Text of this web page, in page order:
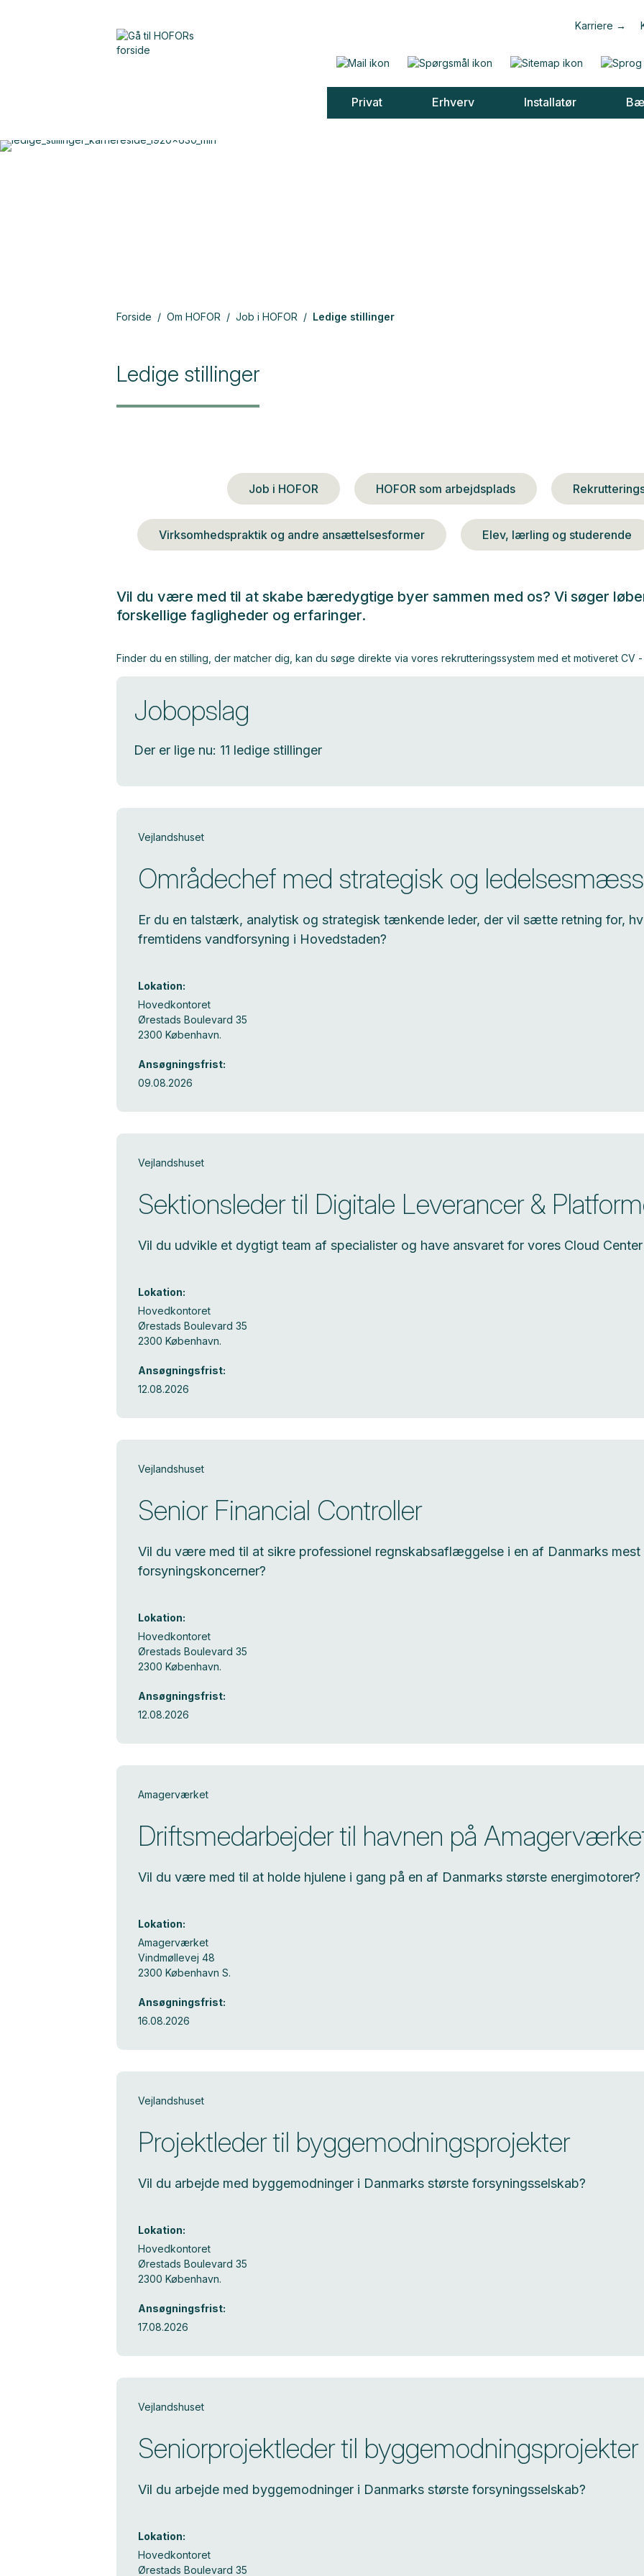
Karriere
Privat Erhverv Installatør
Forside / Om HOFOR / Job i HOFOR / Ledige stillinger
Ledige stillinger
Job i HOFOR HOFOR som arbejdsplads
Virksomhedspraktik og andre ansættelsesformer Elev, lærling og studerende
Vil du være med til at skabe bæredygtige byer sammen med os? Vi søger
forskellige fagligheder og erfaringer.
Finder du en stilling, der matcher dig, kan du søge direkte via vores rekrutteringssystem med et motiveret CV
Jobopslag
Der er lige nu: 11 ledige stillinger
Vejlandshuset
Områdechef med strategisk og
Er du en talstærk, analytisk og strategisk tænkende leder, der vil sætte retning for,
fremtidens vandforsyning i Hovedstaden?
Lokation:
Hovedkontoret
Ørestads Boulevard 35
2300 København.
Ansøgningsfrist:
09.08.2026
Vejlandshuset
Sektionsleder til Digitale Leverancer &
Vil du udvikle et dygtigt team af specialister og have ansvaret for vores Cloud
Lokation:
Hovedkontoret
Ørestads Boulevard 35
2300 København.
Ansøgningsfrist:
12.08.2026
Vejlandshuset
Senior Financial Controller
Vil du være med til at sikre professionel regnskabsaflæggelse i en af Danmarks mest
forsyningskoncerner?
Lokation:
Hovedkontoret
Ørestads Boulevard 35
2300 København.
Ansøgningsfrist:
12.08.2026
Amagerværket
Driftsmedarbejder til havnen på
Vil du være med til at holde hjulene i gang på en af Danmarks største energimotorer?
Lokation:
Amagerværket
Vindmøllevej 48
2300 København S.
Ansøgningsfrist:
16.08.2026
Vejlandshuset
Projektleder til byggemodningsprojekter
Vil du arbejde med byggemodninger i Danmarks største forsyningsselskab?
Lokation:
Hovedkontoret
Ørestads Boulevard 35
2300 København.
Ansøgningsfrist:
17.08.2026
Vejlandshuset
Seniorprojektleder til byggemodningsprojekter
Vil du arbejde med byggemodninger i Danmarks største forsyningsselskab?
Lokation:
Hovedkontoret
Ørestads Boulevard 35